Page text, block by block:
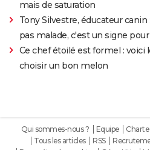
mais de saturation
Tony Silvestre, éducateur
pas malade, c'est un signe
Ce chef étoilé est formel : voici
choisir un bon melon
Qui sommes-nous ? Equipe
Tous les articles
RSS